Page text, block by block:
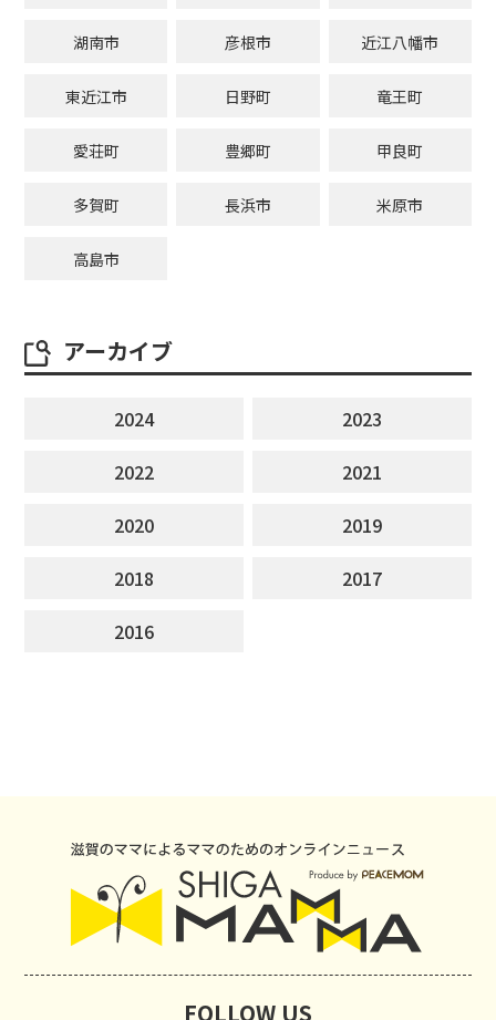
湖南市 彦根市 近江八幡市
東近江市 日野町 竜王町
愛荘町 豊郷町 甲良町
多賀町 長浜市 米原市
高島市
アーカイブ
2024
2023
2022
2021
2020
2019
2018
2017
2016
FOLLOW US